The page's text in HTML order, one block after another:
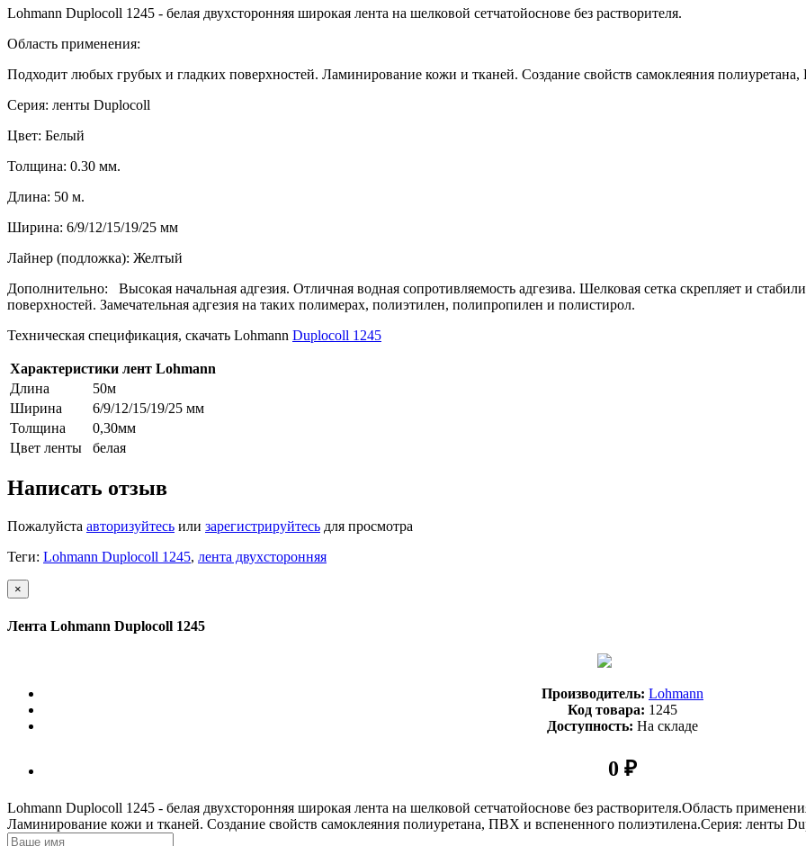
Lohmann Duplocoll 1245 - белая двухсторонняя широкая лента на шелковой сетчатойоснове без растворителя.
Область применения:
Подходит любых грубых и гладких поверхностей. Ламинирование кожи и тканей. Создание свойств самоклеяния
Серия: ленты Duplocoll
Цвет: Белый
Толщина: 0.30 мм.
Длина: 50 м.
Ширина: 6/9/12/15/19/25 мм
Лайнер (подложка): Желтый
Дополнительно: Высокая начальная адгезия. Отличная водная сопротивляемость адгезива. Шелковая сетка скрепляет и
поверхностей. Замечательная адгезия на таких полимерах, полиэтилен, полипропилен и полистирол.
Техническая спецификация, скачать Lohmann Duplocoll 1245
Характеристики лент Lohmann
Длина
50м
Ширина
6/9/12/15/19/25 мм
Толщина
0,30мм
Цвет ленты
белая
Написать отзыв
Пожалуйста авторизуйтесь или зарегистрируйтесь для просмотра
Теги: Lohmann Duplocoll 1245, лента двухсторонняя
×
Лента Lohmann Duplocoll 1245
Производитель: Lohmann
Код товара: 1245
Доступность: На складе
0 ₽
Lohmann Duplocoll 1245 - белая двухсторонняя широкая лента на шелковой сетчатойоснове без растворителя.Область
Ламинирование кожи и тканей. Создание свойств самоклеяния полиуретана, ПВХ и вспененного полиэтилена.Серия: ленты